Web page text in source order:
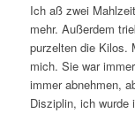
Ich aß zwei
mehr. Außerdem
purzelten die Kilos.
mich. Sie war
immer abnehmen,
Disziplin, ich wurde